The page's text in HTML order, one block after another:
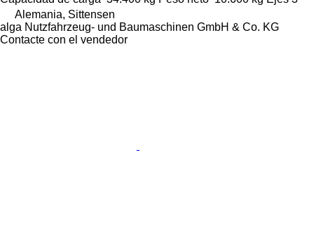
Alemania, Sittensen
alga Nutzfahrzeug- und Baumaschinen GmbH & Co. KG
Contacte con el vendedor